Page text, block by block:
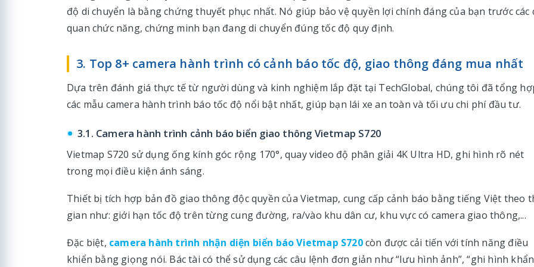
độ di chuyển là bằng chứng thuyết phục nhất. Nó giúp bảo vệ quyền lợi chính đáng của bạn trước các
quan chức năng, chứng minh bạn đang di chuyển đúng tốc độ quy định.
3. Top 8+ camera hành trình có cảnh báo tốc độ, giao thông đáng mua nhất
Dựa trên đánh giá thực tế từ người dùng và kinh nghiệm lắp đặt tại TechGlobal, chúng tôi đã tổng
các mẫu camera hành trình báo tốc độ nổi bật nhất, giúp bạn lái xe an toàn và tối ưu chi phí đầu tư.
3.1. Camera hành trình cảnh báo biển giao thông Vietmap S720
Vietmap S720 sử dụng ống kính góc rộng 170°, quay video độ phân giải 4K Ultra HD, ghi hình rõ nét
trong mọi điều kiện ánh sáng.
Thiết bị tích hợp bản đồ giao thông độc quyền của Vietmap, cung cấp cảnh báo bằng tiếng Việt theo
gian như: giới hạn tốc độ trên từng cung đường, ra/vào khu dân cư, khu vực có camera giao thông,...
Đặc biệt, camera hành trình nhận diện biển báo Vietmap S720còn được cải tiến với tính năng điều
khiển bằng giọng nói. Bác tài có thể sử dụng các câu lệnh đơn giản như “lưu hình ảnh”, “ghi hình khẩn